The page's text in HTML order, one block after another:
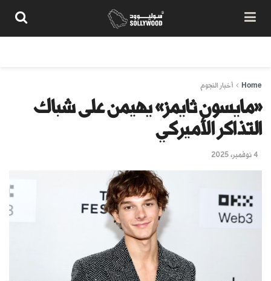
Home أخبار النجوم
«مايسون ثايمز» يهيمن على شباك
التذاكر الأميركي
4 نوفمبر، 2025